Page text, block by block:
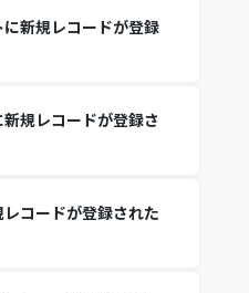
新規レコードが登録
規レコードが登録さ
コードが登録された